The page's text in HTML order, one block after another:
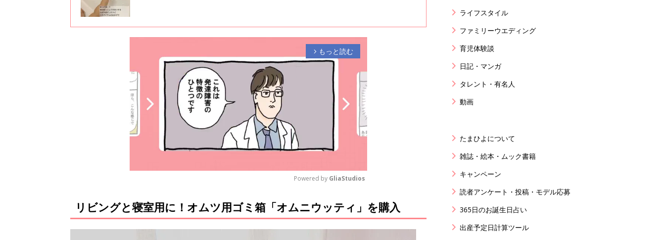
arrow_forward_ios もっと読む
M
u
Powered by GliaStudios
リビングと寝室用に！オムツ用ゴミ箱「オムニウッティ」を購入
ライフスタイル
ファミリーウエディング
育児体験談
日記・マンガ
タレント・有名人
動画
たまひよについて
雑誌・絵本・ムック書籍
キャンペーン
読者アンケート・投稿・モデル応募
365日のお誕生日占い
出産予定日計算ツール